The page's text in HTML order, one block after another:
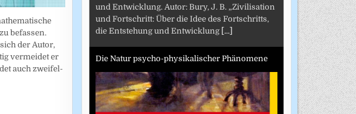
befassen.
der Autor,
vermeidet er
auch zweifel­
und Entwicklung. Autor: Bury, J. B. „Zivilisation
und Fortschritt: Über die Idee des Fortschritts,
die Entstehung und Entwicklung [...]
Die Natur psycho-physikalischer Phänomene